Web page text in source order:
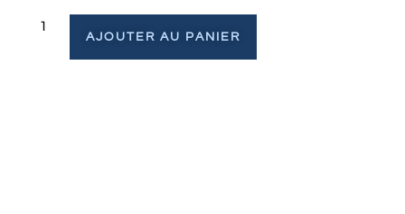
AJOUTER AU PANIER